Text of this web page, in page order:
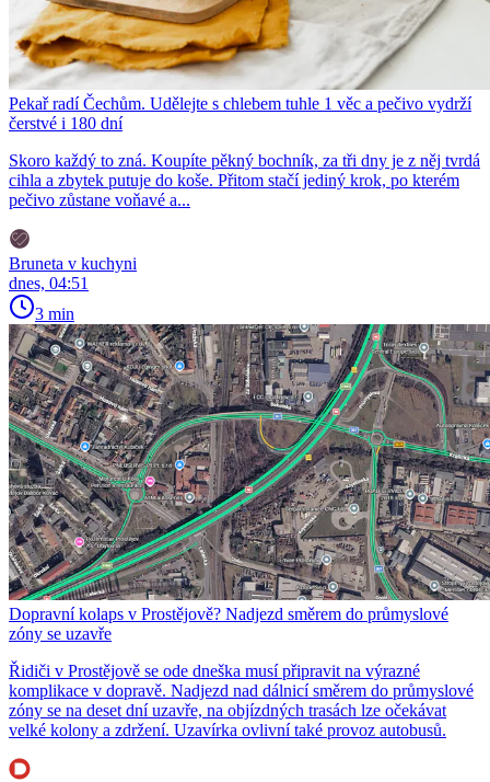
Pekař radí Čechům. Udělejte s chlebem tuhle 1 věc a pečivo vydrží
čerstvé i 180 dní
Skoro každý to zná. Koupíte pěkný bochník, za tři dny je z něj tvrdá
cihla a zbytek putuje do koše. Přitom stačí jediný krok, po kterém
pečivo zůstane voňavé a...
Bruneta v kuchyni
dnes, 04:51
3 min
Dopravní kolaps v Prostějově? Nadjezd směrem do průmyslové
zóny se uzavře
Řidiči v Prostějově se ode dneška musí připravit na výrazné
komplikace v dopravě. Nadjezd nad dálnicí směrem do průmyslové
zóny se na deset dní uzavře, na objízdných trasách lze očekávat
velké kolony a zdržení. Uzavírka ovlivní také provoz autobusů.